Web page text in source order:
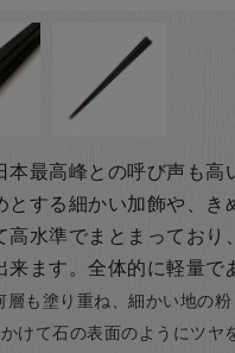
本最高峰との呼び声も高
とする細かい加飾や、き
高水準でまとまっており
来ます。全体的に軽量で
層も塗り重ね、細かい地の
けて石の表面のようにツヤ